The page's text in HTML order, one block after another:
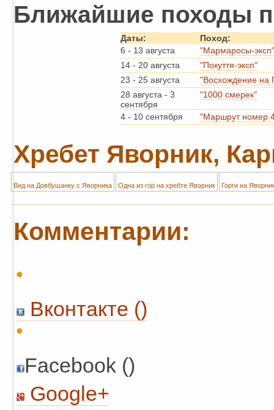
Ближайшие походы
Даты:
Поход:
6 - 13 августа
"Мармаросы-эксп"
14 - 20 августа
"Покуття-эксп"
23 - 25 августа
"Восхождение на
28 августа - 3
сентября
"1000 смерек"
4 - 10 сентября "Маршрут номер
Хребет Яворник,
Вид на Довбушанку с Яворника Одна из гор на хребте Яворник Горги на
Комментарии:
Вконтакте ()
Facebook ()
Google+